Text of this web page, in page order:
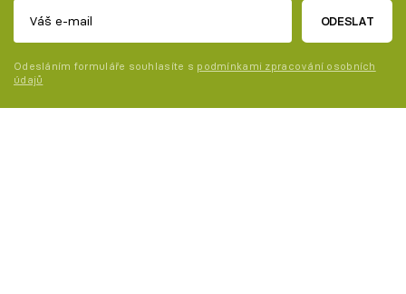
ODESLAT
Odesláním formuláře souhlasíte s podmínkami zpracování osobních
údajů